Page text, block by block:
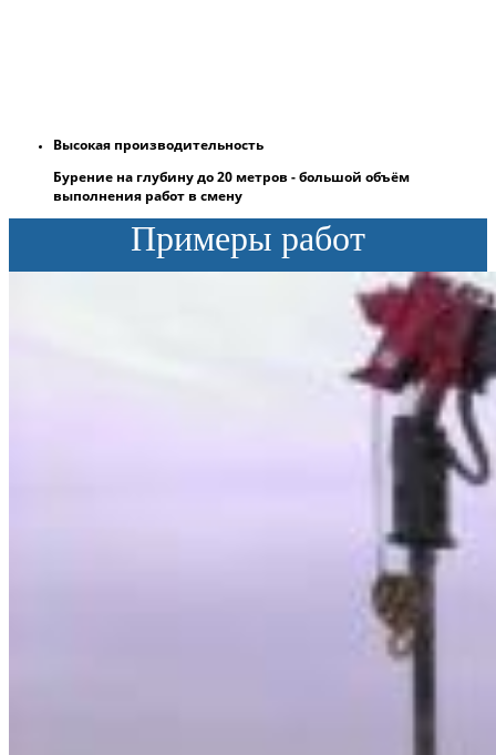
Высокая производительность
Бурение на глубину до 20 метров - большой объём
выполнения работ в смену
Примеры работ